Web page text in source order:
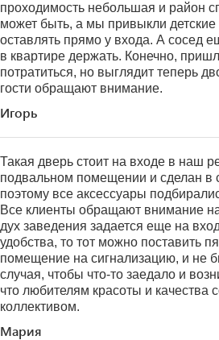
проходимость небольшая и район
может быть, а мы привыкли детские
оставлять прямо у входа. А сосед
в квартире держать. Конечно,
потратиться, но выглядит теперь
гости обращают внимание.
Игорь
Такая дверь стоит на входе в наш
подвальном помещении и сделан в
поэтому все аксессуары
Все клиенты обращают внимание
дух заведения задается еще на
удобства, то тот можно поставить
помещение на сигнализацию, и не
случая, чтобы что-то заедало и
что любителям красоты и качества
коллективом.
Мария